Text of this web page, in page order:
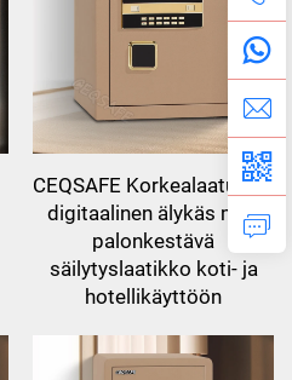
CEQSAFE Korkealaatuinen
digitaalinen älykäs mini
palonkestävä
säilytyslaatikko koti- ja
hotellikäyttöön